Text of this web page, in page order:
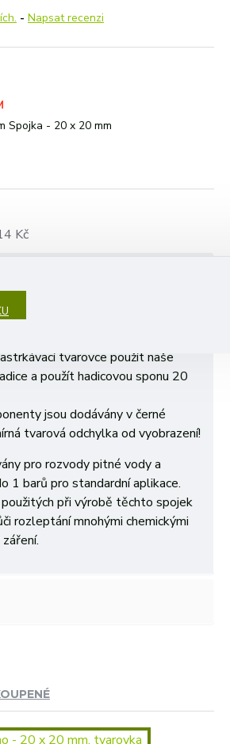
- Napsat recenzi
Kč
Spojka - 20 x 20 mm
se používají pro rozvod vodních
těsného a pevného spoje
tvarovce použít naše
a použít hadicovou sponu 20
jsou dodávány v černé
tvarová odchylka od vyobrazení!
pro rozvody pitné vody a
1 barů pro standardní aplikace.
při výrobě těchto spojek
rozleptání mnohými chemickými